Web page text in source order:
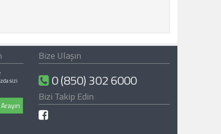
sizi
Bize Ulaşın
0 (850) 302 6000
Bizi Takip Edin